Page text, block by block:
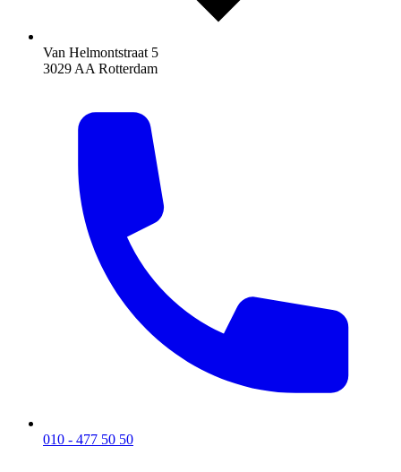
Van Helmontstraat 5
3029 AA Rotterdam
010 - 477 50 50